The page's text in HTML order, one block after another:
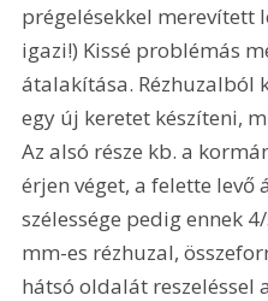
prégelésekkel merevített
igazi!) Kissé problémás
átalakítása. Rézhuzalból
egy új keretet készíteni,
Az alsó része kb. a
érjen véget, a felette
szélessége pedig ennek
mm-es rézhuzal,
hátsó oldalát reszeléssel